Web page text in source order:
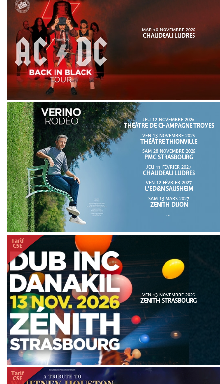
MAR 10 NOVEMBRE 2026
CHAUDEAU LUDRES
JEU 12 NOVEMBRE 2026
THÉÂTRE DE CHAMPAGNE TROYES
VEN 13 NOVEMBRE 2026
THÉÂTRE THIONVILLE
SAM 28 NOVEMBRE 2026
PMC STRASBOURG
JEU 11 FÉVRIER 2027
CHAUDEAU LUDRES
VEN 12 FÉVRIER 2027
L'ED&N SAUSHEIM
SAM 13 MARS 2027
ZENITH DIJON
...
VEN 13 NOVEMBRE 2026
ZENITH STRASBOURG